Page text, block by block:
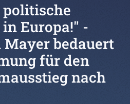
Europa!" -
Mayer bedauert
für den
nach